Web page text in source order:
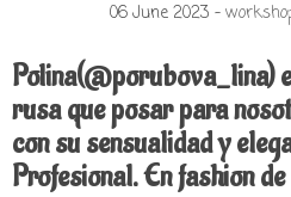
06 June 2023 -
Polina(@porubova_lina)
rusa que posar para
con su sensualidad y
Profesional. En fashion